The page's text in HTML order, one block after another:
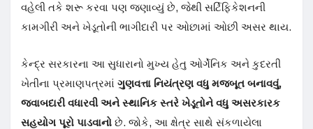
વહેલી તકે શરૂ કરવા પણ જણાવ્યું છે, જેથી સર્ટિફિકેશનની
કામગીરી અને ખેડૂતોની ભાગીદારી પર ઓછામાં ઓછી અસર થાય.
કેન્દ્ર સરકારના આ સુધારાનો મુખ્ય હેતુ ઓર્ગેનિક અને કુદરતી
ખેતીના પ્રમાણપત્રમાં ગુણવત્તા નિયંત્રણ વધુ મજબૂત બનાવવું,
જવાબદારી વધારવી અને સ્થાનિક સ્તરે ખેડૂતોને વધુ અસરકારક
સહયોગ પૂરો પાડવાનો છે. જોકે, આ ક્ષેત્ર સાથે સંકળાયેલા